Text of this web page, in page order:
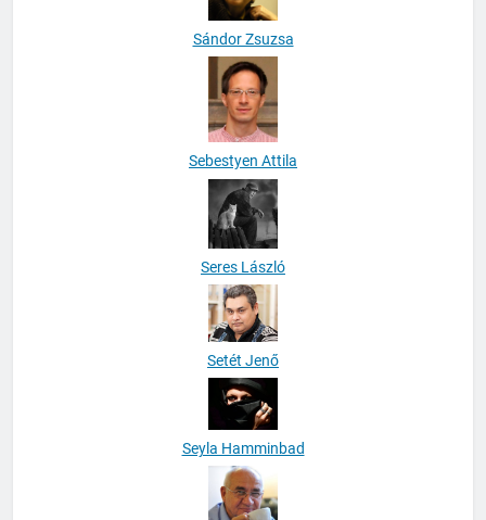
Sándor Zsuzsa
Sebestyen Attila
Seres László
Setét Jenő
Seyla Hamminbad